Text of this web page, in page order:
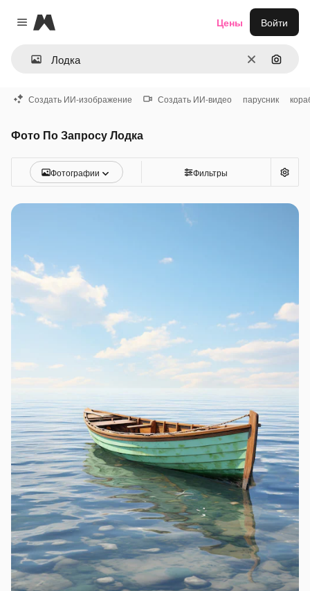
Close menu
Magnific
ОчиститьПоиск
Цены Войти
Создать ИИ-изображение Создать ИИ-видео парусник
Фото По Запросу Лодка
Фотографии Фильтры